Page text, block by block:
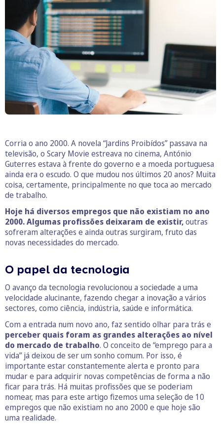
Corria o ano 2000. A novela “Jardins Proibídos” passava na
televisão, o Scary Movie estreava no cinema, António
Guterres estava à frente do governo e a moeda portuguesa
ainda era o escudo. O que mudou nos últimos 20 anos? Muita
coisa, certamente, principalmente no que toca ao mercado
de trabalho.
Hoje há diversos empregos que não existiam no ano
2000. Algumas profissões deixaram de existir,outras
sofreram alterações e ainda outras surgiram, fruto das
novas necessidades do mercado.
O papel da tecnologia
O avanço da tecnologia revolucionou a sociedade a uma
velocidade alucinante, fazendo chegar a inovação a vários
sectores, como ciência, indústria, saúde e informática.
Com a entrada num novo ano, faz sentido olhar para trás e
perceber quais foram as grandes alterações ao nível
do mercado de trabalho. O conceito de “emprego para a
vida” já deixou de ser um sonho comum. Por isso, é
importante estar constantemente alerta e pronto para
mudar e para adquirir novas competências de forma a não
ficar para trás. Há muitas profissões que se poderiam
nomear, mas para este artigo fizemos uma seleção de 10
empregos que não existiam no ano 2000 e que hoje são
uma realidade.